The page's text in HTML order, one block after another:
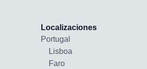
Localizaciones
Portugal
Lisboa
Faro